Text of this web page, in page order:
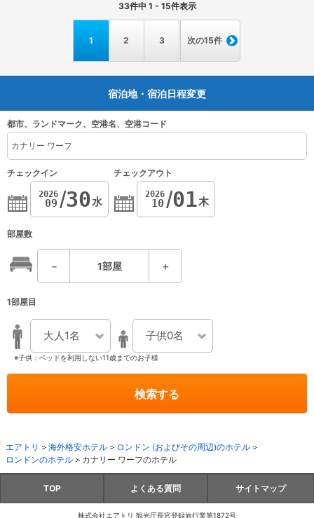
33件中 1 - 15件表示
1 2 3 次の15件
宿泊地・宿泊日程変更
都市、ランドマーク、空港名、空港コード
チェックイン
2026
09 30水
チェックアウト
2026
10 01木
部屋数
－ 1部屋 ＋
1部屋目
大人1名 子供0名
※子供：ベッドを利用しない11歳までのお子様
検索する
エアトリ 海外格安ホテル
ロンドン (およびその周辺)のホテル
ロンドンのホテル
カナリー ワーフのホテル
TOP よくある質問 サイトマップ
株式会社エアトリ 観光庁長官登録旅行業第1872号